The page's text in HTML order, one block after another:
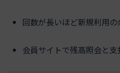
回数が長いほど新規利用
会員サイトで残高照会と